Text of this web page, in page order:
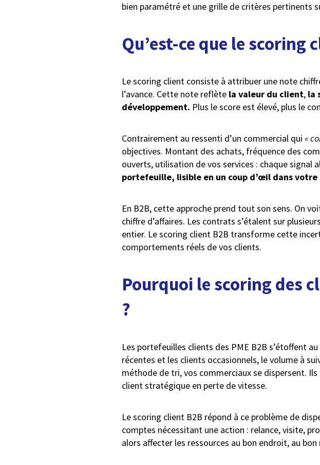
bien paramétré et une grille de critères pertinents
Qu’est-ce que le scoring
Le scoring client consiste à attribuer une note
l’avance. Cette note reflète la valeur du client, la
développement. Plus le score est élevé, plus le
Contrairement au ressenti d’un commercial qui «
objectives. Montant des achats, fréquence des
ouverts, utilisation de vos services : chaque signal
portefeuille, lisible en un coup d’œil dans votre
En B2B, cette approche prend tout son sens. On
chiffre d’affaires. Les contrats s’étalent sur
entier. Le scoring client B2B transforme cette
comportements réels de vos clients.
Pourquoi le scoring des
?
Les portefeuilles clients des PME B2B s’étoffent
récentes et les clients occasionnels, le volume à
méthode de tri, vos commerciaux se dispersent.
client stratégique en perte de vitesse.
Le scoring client B2B répond à ce problème de
comptes nécessitant une action : relance, visite,
alors affecter les ressources au bon endroit, au